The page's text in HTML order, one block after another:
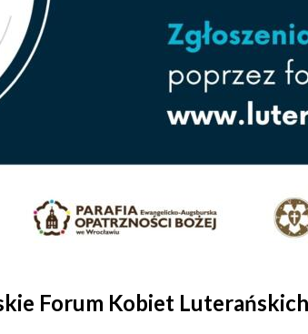
Forum Kobiet Luterańskich